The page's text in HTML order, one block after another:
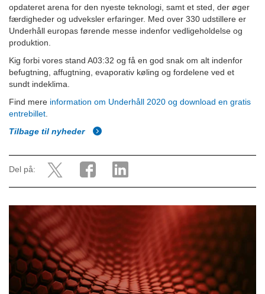
opdateret arena for den nyeste teknologi, samt et sted, der øger
færdigheder og udveksler erfaringer. Med over 330 udstillere er
Underhåll europas førende messe indenfor vedligeholdelse og
produktion.
Kig forbi vores stand A03:32 og få en god snak om alt indenfor
befugtning, affugtning, evaporativ køling og fordelene ved et
sundt indeklima.
Find mere information om Underhåll 2020 og download en gratis
entrebillet
Tilbage til nyheder
Del på: